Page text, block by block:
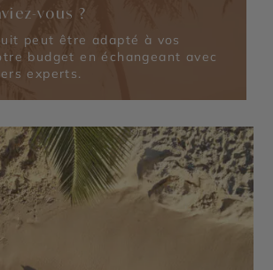
vous ?
peut être adapté à vos
budget en échangeant avec
experts.